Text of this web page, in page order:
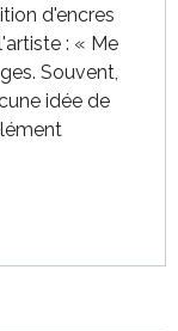
d'encres
: « Me
Souvent,
idée de